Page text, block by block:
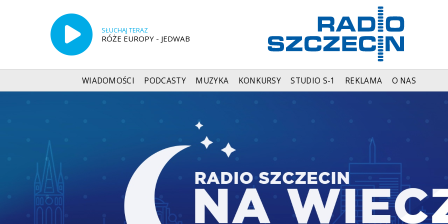
SŁUCHAJ TERAZ
RÓŻE EUROPY - JEDWAB
WIADOMOŚCI PODCASTY MUZYKA KONKURSY STUDIO S-1 REKLAMA O NAS